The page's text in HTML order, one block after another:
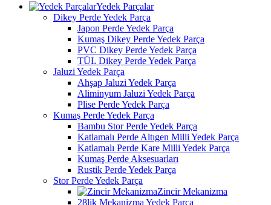
Yedek Parçalar
Dikey Perde Yedek Parça
Japon Perde Yedek Parça
Kumaş Dikey Perde Yedek Parça
PVC Dikey Perde Yedek Parça
TÜL Dikey Perde Yedek Parça
Jaluzi Yedek Parça
Ahşap Jaluzi Yedek Parça
Aliminyum Jaluzi Yedek Parça
Plise Perde Yedek Parça
Kumaş Perde Yedek Parça
Bambu Stor Perde Yedek Parça
Katlamalı Perde Altıgen Milli Yedek Parça
Katlamalı Perde Kare Milli Yedek Parça
Kumaş Perde Aksesuarları
Rustik Perde Yedek Parça
Stor Perde Yedek Parça
Zincir Mekanizma
28lik Mekanizma Yedek Parça